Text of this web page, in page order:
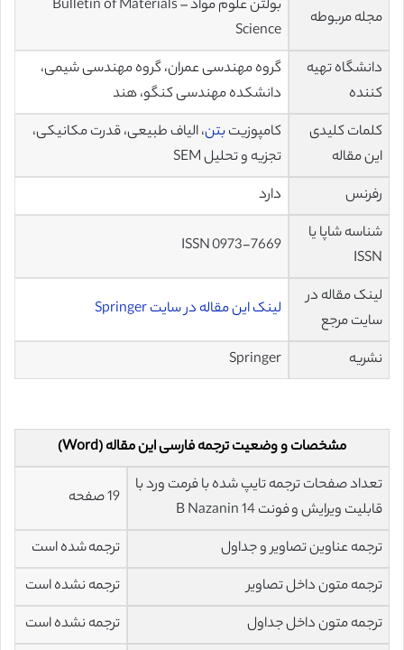
مجله مربوطه
بولتن علوم مواد – Bulletin of Materials
Science
دانشگاه تهیه
کننده
گروه مهندسی عمران، گروه مهندسی شیمی،
دانشکده مهندسی کنگو، هند
کلمات کلیدی
این مقاله
کامپوزیتبتن، الیاف طبیعی، قدرت مکانیکی،
تجزیه و تحلیل SEM
رفرنس
دارد
شناسه شاپا یا
ISSN
ISSN 0973-7669
لینک مقاله در
سایت مرجع
لینک این مقاله در سایت Springer
نشریه Springer
مشخصات و وضعیت ترجمه فارسی این مقاله (Word)
تعداد صفحات ترجمه تایپ شده با فرمت ورد با
قابلیت ویرایش و فونت 14 B Nazanin
19 صفحه
ترجمه عناوین تصاویر و جداول
ترجمه شده است
ترجمه متون داخل تصاویر
ترجمه نشده است
ترجمه متون داخل جداول
ترجمه نشده است